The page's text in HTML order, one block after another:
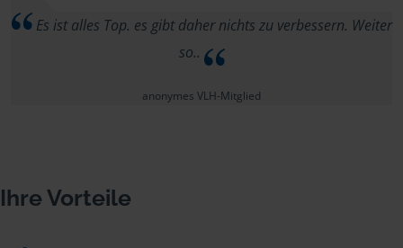
Es ist alles Top. es gibt daher nichts zu verbessern. Weiter
so..
anonymes VLH-Mitglied
Ihre Vorteile